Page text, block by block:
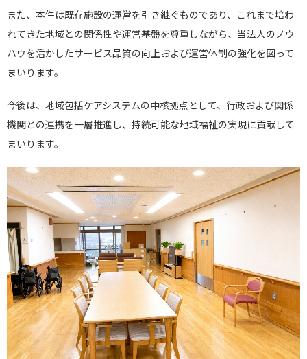
また、本件は既存施設の運営を引き継ぐものであり、これまで培わ
れてきた地域との関係性や運営基盤を尊重しながら、当法人のノウ
ハウを活かしたサービス品質の向上および運営体制の強化を図って
まいります。
今後は、地域包括ケアシステムの中核拠点として、行政および関係
機関との連携を一層推進し、持続可能な地域福祉の実現に貢献して
まいります。